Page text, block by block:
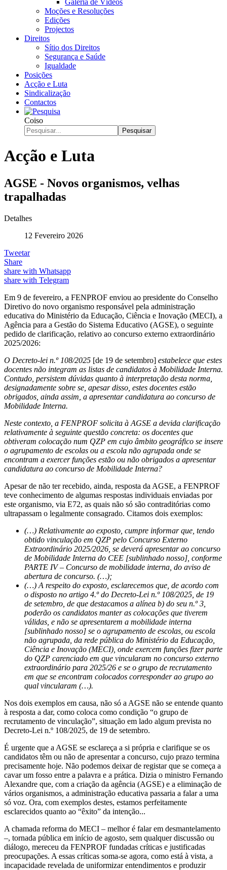
Moções e Resoluções
Edições
Projectos
Direitos
Sítio dos Direitos
Segurança e Saúde
Igualdade
Posições
Acção e Luta
Sindicalização
Contactos
Coiso
Pesquisar
Acção e Luta
AGSE - Novos organismos, velhas
trapalhadas
Detalhes
12 Fevereiro 2026
Tweetar
Share
share with Whatsapp
share with Telegram
Em 9 de fevereiro, a FENPROF enviou ao presidente do Conselho
Diretivo do novo organismo responsável pela administração
educativa do Ministério da Educação, Ciência e Inovação (MECI), a
Agência para a Gestão do Sistema Educativo (AGSE), o seguinte
pedido de clarificação, relativo ao concurso externo extraordinário
2025/2026:
O Decreto-lei n.º 108/2025 [de 19 de setembro] estabelece que estes
docentes não integram as listas de candidatos à Mobilidade Interna.
Contudo, persistem dúvidas quanto à interpretação desta norma,
designadamente sobre se, apesar disso, estes docentes estão
obrigados, ainda assim, a apresentar candidatura ao concurso de
Mobilidade Interna.
Neste contexto, a FENPROF solicita à AGSE a devida clarificação
relativamente à seguinte questão concreta: os docentes que
obtiveram colocação num QZP em cujo âmbito geográfico se insere
o agrupamento de escolas ou a escola não agrupada onde se
encontram a exercer funções estão ou não obrigados a apresentar
candidatura ao concurso de Mobilidade Interna?
Apesar de não ter recebido, ainda, resposta da AGSE, a FENPROF
teve conhecimento de algumas respostas individuais enviadas por
este organismo, via E72, as quais não só são contraditórias como
ultrapassam o legalmente consagrado. Citamos dois exemplos:
(…) Relativamente ao exposto, cumpre informar que, tendo
obtido vinculação em QZP pelo Concurso Externo
Extraordinário 2025/2026, se deverá apresentar ao concurso
de Mobilidade Interna do CEE [sublinhado nosso], conforme
PARTE IV – Concurso de mobilidade interna, do aviso de
abertura de concurso. (…);
(…) A respeito do exposto, esclarecemos que, de acordo com
o disposto no artigo 4.º do Decreto-Lei n.º 108/2025, de 19
de setembro, de que destacamos a alínea b) do seu n.º 3,
poderão os candidatos manter as colocações que tiverem
válidas, e não se apresentarem a mobilidade interna
[sublinhado nosso] se o agrupamento de escolas, ou escola
não agrupada, da rede pública do Ministério da Educação,
Ciência e Inovação (MECI), onde exercem funções fizer parte
do QZP carenciado em que vincularam no concurso externo
extraordinário para 2025/26 e se o grupo de recrutamento
em que se encontram colocados corresponder ao grupo ao
qual vincularam (…).
Nos dois exemplos em causa, não só a AGSE não se entende quanto
à resposta a dar, como coloca como condição “o grupo de
recrutamento de vinculação”, situação em lado algum prevista no
Decreto-Lei n.º 108/2025, de 19 de setembro.
É urgente que a AGSE se esclareça a si própria e clarifique se os
candidatos têm ou não de apresentar a concurso, cujo prazo termina
precisamente hoje. Não podemos deixar de registar que se começa a
cavar um fosso entre a palavra e a prática. Dizia o ministro Fernando
Alexandre que, com a criação da agência (AGSE) e a eliminação de
vários organismos, a administração educativa passaria a falar a uma
só voz. Ora, com exemplos destes, estamos perfeitamente
esclarecidos quanto ao “êxito” da intenção...
A chamada reforma do MECI – melhor é falar em desmantelamento
–, tornada pública em início de agosto, sem qualquer discussão ou
diálogo, mereceu da FENPROF fundadas críticas e justificadas
preocupações. A essas críticas soma-se agora, como está à vista, a
incapacidade revelada de uniformizar entendimentos e produzir